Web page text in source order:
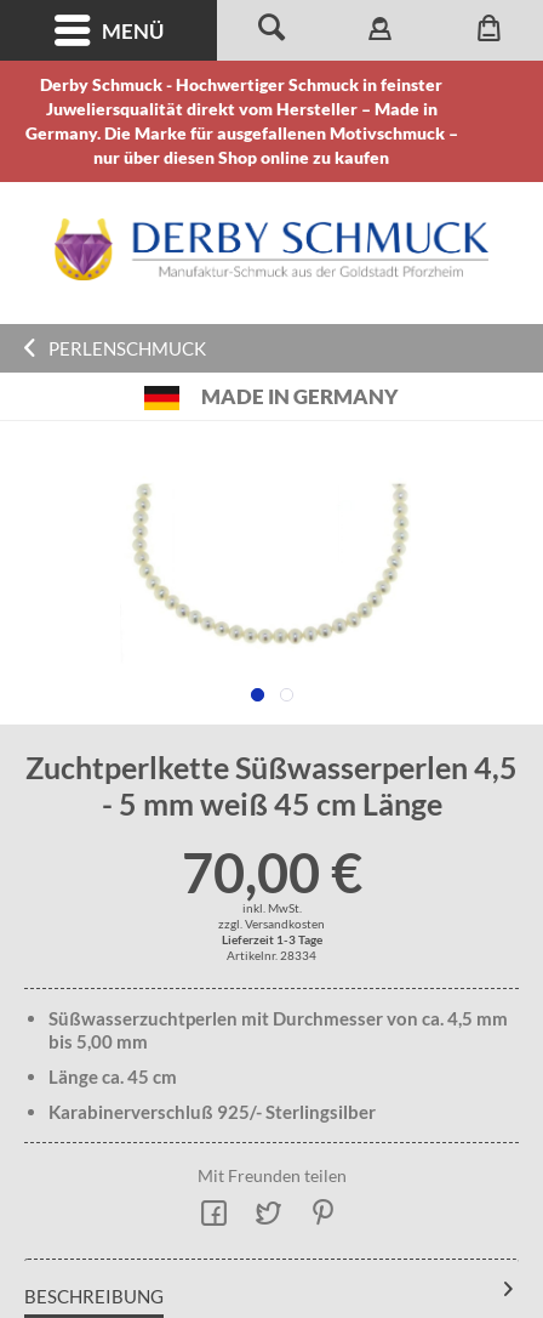
Derby Schmuck - Hochwertiger Schmuck in feinster
Juweliersqualität direkt vom Hersteller – Made in
Germany. Die Marke für ausgefallenen Motivschmuck –
nur über diesen Shop online zu kaufen
MENÜ
PERLENSCHMUCK
MADE IN GERMANY
Zuchtperlkette Süßwasserperlen 4,5
- 5 mm weiß 45 cm Länge
70,00 €
inkl. MwSt.
zzgl. Versandkosten
Lieferzeit 1-3 Tage
Artikelnr. 28334
Süßwasserzuchtperlen mit Durchmesser von ca. 4,5 mm
bis 5,00 mm
Länge ca. 45 cm
Karabinerverschluß 925/- Sterlingsilber
Mit Freunden teilen
BESCHREIBUNG